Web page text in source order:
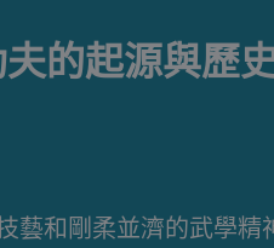
的起源與歷
和剛柔並濟的武學